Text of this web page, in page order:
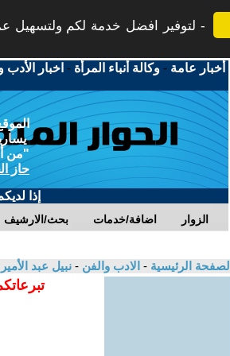
لتوفير افضل خدمة لكم ولتسهيل
أخبار عامة -وكالة أنباء المرأة - اخبار الأدب
"من
حاز
إذا
بحث/الارشيف اضافة/خدمات الزوار
الصفحة الرئيسية - الادب والفن - نبيل عبد